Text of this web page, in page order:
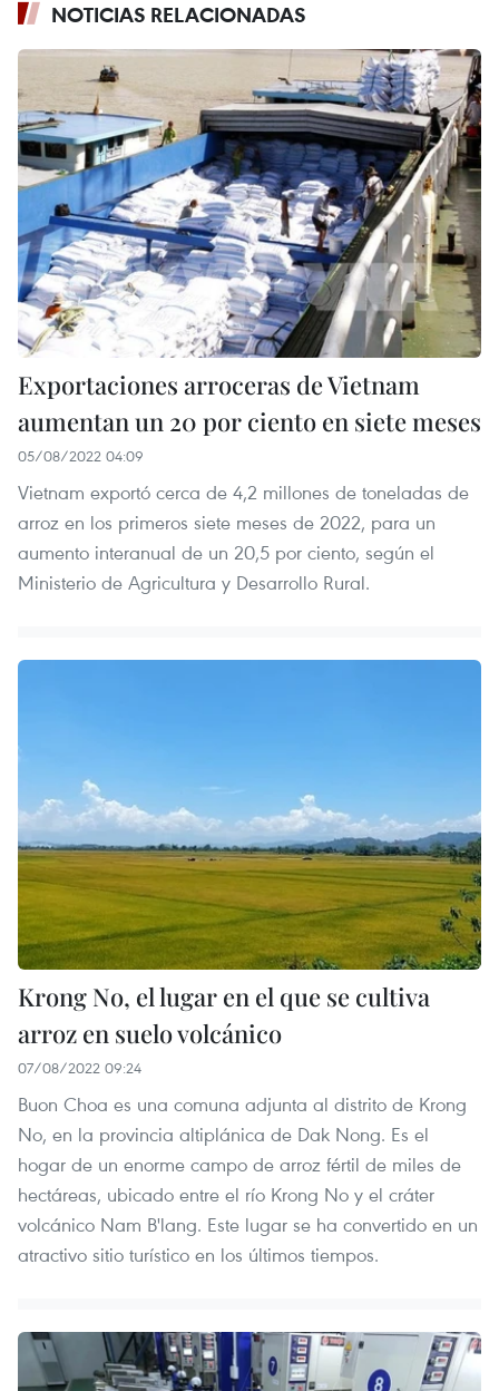
NOTICIAS RELACIONADAS
Exportaciones arroceras de Vietnam
aumentan un 20 por ciento en siete meses
05/08/2022 04:09
Vietnam exportó cerca de 4,2 millones de toneladas de
arroz en los primeros siete meses de 2022, para un
aumento interanual de un 20,5 por ciento, según el
Ministerio de Agricultura y Desarrollo Rural.
Krong No, el lugar en el que se cultiva
arroz en suelo volcánico
07/08/2022 09:24
Buon Choa es una comuna adjunta al distrito de Krong
No, en la provincia altiplánica de Dak Nong. Es el
hogar de un enorme campo de arroz fértil de miles de
hectáreas, ubicado entre el río Krong No y el cráter
volcánico Nam B'lang. Este lugar se ha convertido en un
atractivo sitio turístico en los últimos tiempos.